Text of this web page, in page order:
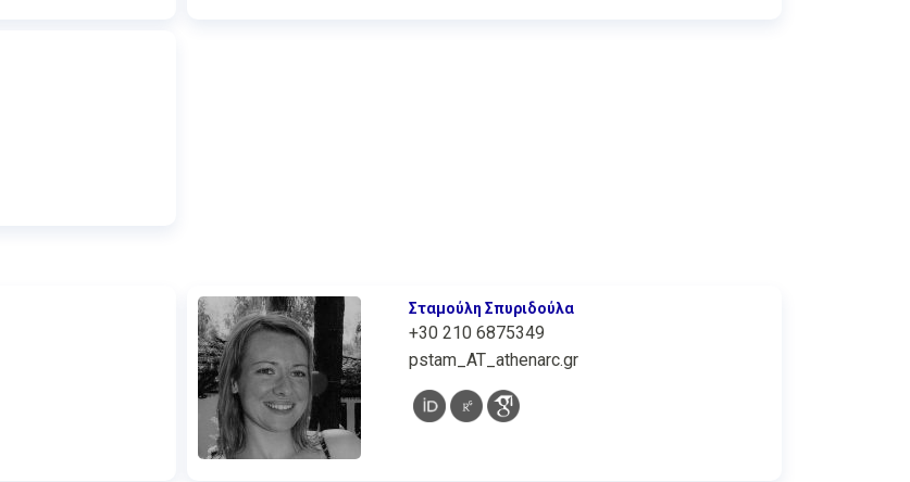
Σταμούλη Σπυριδούλα
+30 210 6875349
pstam_AT_athenarc.gr